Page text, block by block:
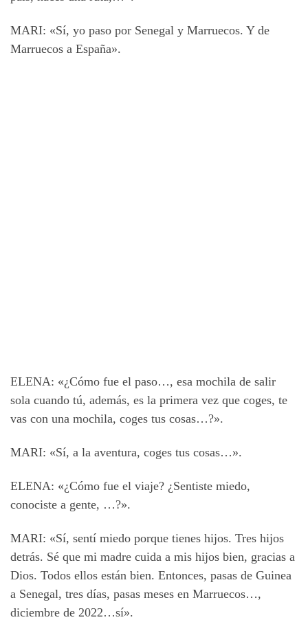
MARI: «Sí, yo paso por Senegal y Marruecos. Y de
Marruecos a España».
ELENA: «¿Cómo fue el paso…, esa mochila de salir
sola cuando tú, además, es la primera vez que coges, te
vas con una mochila, coges tus cosas…?».
MARI: «Sí, a la aventura, coges tus cosas…».
ELENA: «¿Cómo fue el viaje? ¿Sentiste miedo,
conociste a gente, …?».
MARI: «Sí, sentí miedo porque tienes hijos. Tres hijos
detrás. Sé que mi madre cuida a mis hijos bien, gracias a
Dios. Todos ellos están bien. Entonces, pasas de Guinea
a Senegal, tres días, pasas meses en Marruecos…,
diciembre de 2022…sí».